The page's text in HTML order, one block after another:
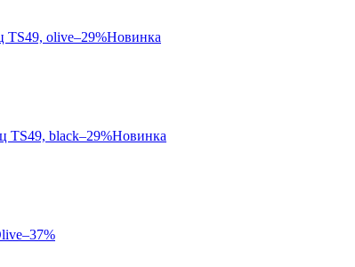
–29%Новинка
–29%Новинка
–37%